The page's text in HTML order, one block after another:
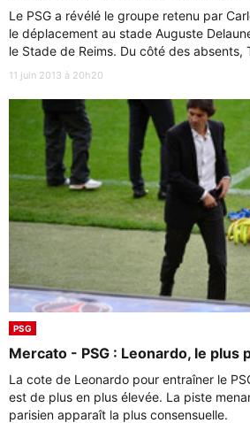
Le PSG a révélé le groupe retenu par
le déplacement au stade Auguste
le Stade de Reims. Du côté des absents,
11 juin 2013 à 20h20
PSG
Mercato - PSG : Leonardo, le plus
La cote de Leonardo pour entraîner le
est de plus en plus élevée. La piste
parisien apparaît la plus consensuelle.